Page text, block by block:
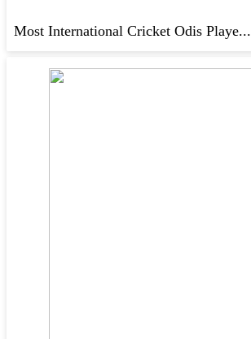
Most International Cricket Odis Playe...